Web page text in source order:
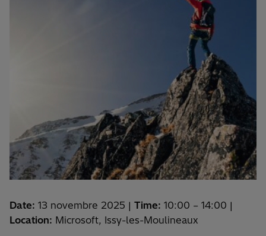
Date: 13 novembre 2025 | Time: 10:00 – 14:00 |
Location: Microsoft, Issy-les-Moulineaux